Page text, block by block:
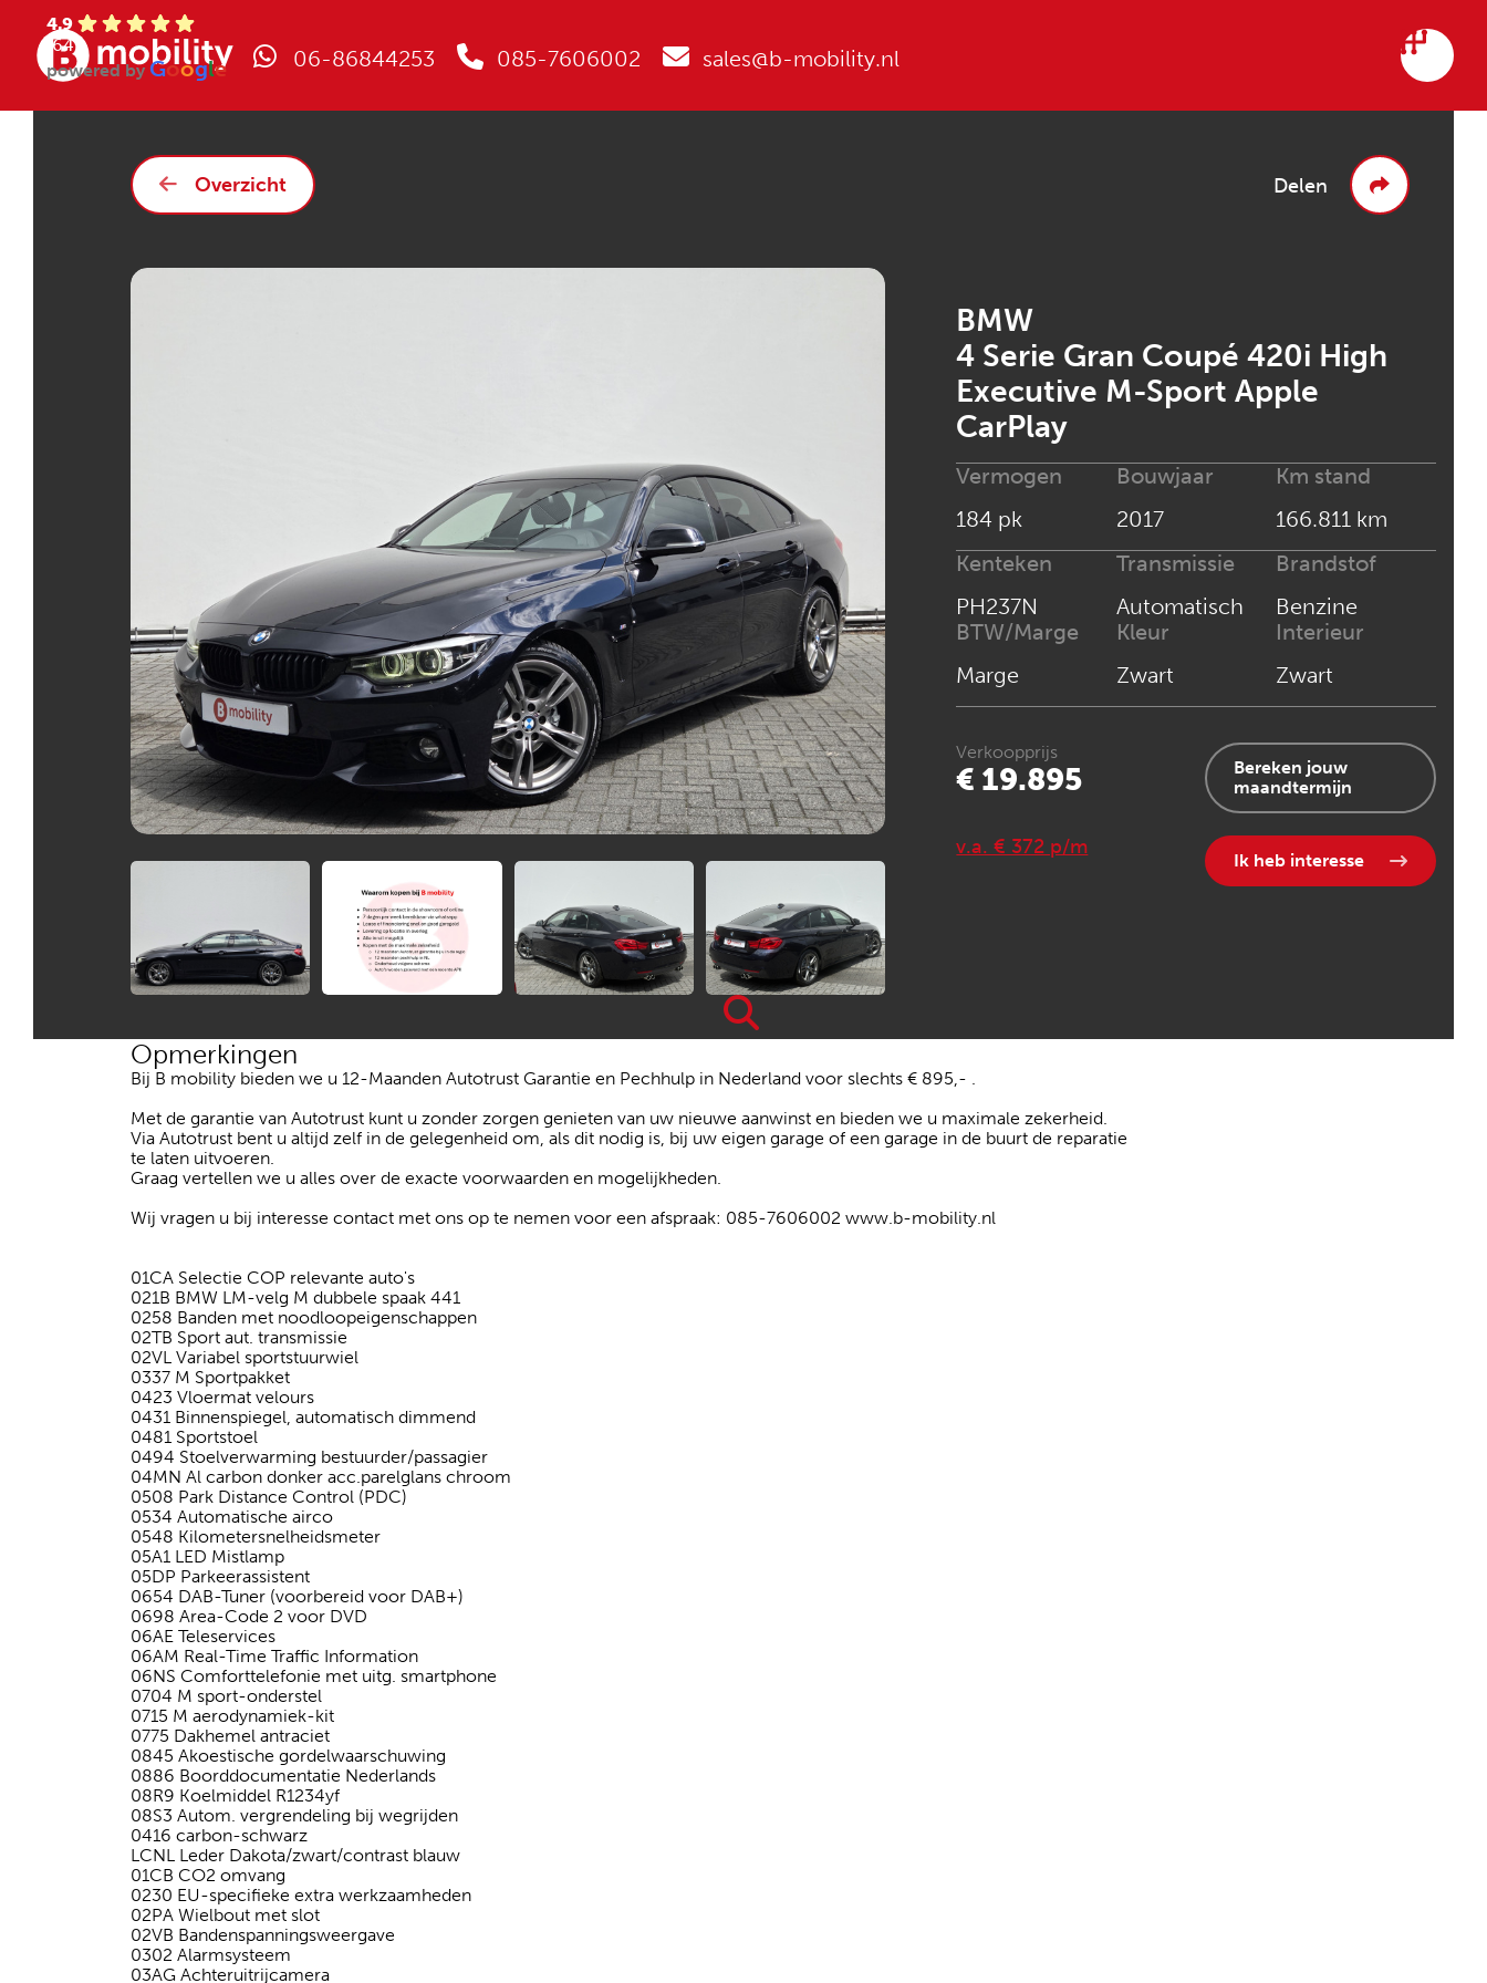
4.9
(64)
powered byGoogle 06-86844253 085-7606002 sales@b-mobility.nl
Overzicht Delen
BMW
4 Serie Gran Coupé 420i High
Executive M-Sport Apple
CarPlay
Vermogen
184 pk
Bouwjaar
2017
Km stand
166.811 km
Kenteken
PH237N
Transmissie
Automatisch
Brandstof
Benzine
BTW/Marge
Marge
Kleur
Zwart
Interieur
Zwart
Verkoopprijs
€ 19.895
v.a. € 372 p/m
Bereken jouw
maandtermijn
Ik heb interesse
Opmerkingen
Bij B mobility bieden we u 12-Maanden Autotrust Garantie en Pechhulp in Nederland voor slechts € 895,- .
Met de garantie van Autotrust kunt u zonder zorgen genieten van uw nieuwe aanwinst en bieden we u maximale zekerheid.
Via Autotrust bent u altijd zelf in de gelegenheid om, als dit nodig is, bij uw eigen garage of een garage in de buurt de reparatie
te laten uitvoeren.
Graag vertellen we u alles over de exacte voorwaarden en mogelijkheden.
Wij vragen u bij interesse contact met ons op te nemen voor een afspraak: 085-7606002 www.b-mobility.nl
01CA Selectie COP relevante auto's
021B BMW LM-velg M dubbele spaak 441
0258 Banden met noodloopeigenschappen
02TB Sport aut. transmissie
02VL Variabel sportstuurwiel
0337 M Sportpakket
0423 Vloermat velours
0431 Binnenspiegel, automatisch dimmend
0481 Sportstoel
0494 Stoelverwarming bestuurder/passagier
04MN Al carbon donker acc.parelglans chroom
0508 Park Distance Control (PDC)
0534 Automatische airco
0548 Kilometersnelheidsmeter
05A1 LED Mistlamp
05DP Parkeerassistent
0654 DAB-Tuner (voorbereid voor DAB+)
0698 Area-Code 2 voor DVD
06AE Teleservices
06AM Real-Time Traffic Information
06NS Comforttelefonie met uitg. smartphone
0704 M sport-onderstel
0715 M aerodynamiek-kit
0775 Dakhemel antraciet
0845 Akoestische gordelwaarschuwing
0886 Boorddocumentatie Nederlands
08R9 Koelmiddel R1234yf
08S3 Autom. vergrendeling bij wegrijden
0416 carbon-schwarz
LCNL Leder Dakota/zwart/contrast blauw
01CB CO2 omvang
0230 EU-specifieke extra werkzaamheden
02PA Wielbout met slot
02VB Bandenspanningsweergave
0302 Alarmsysteem
03AG Achteruitrijcamera